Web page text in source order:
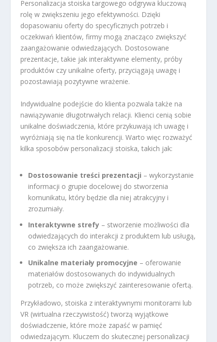
Personalizacja stoiska targowego odgrywa kluczową
rolę w zwiększeniu jego efektywności. Dzięki
dopasowaniu oferty do specyficznych potrzeb i
oczekiwań klientów, firmy mogą znacząco zwiększyć
zaangażowanie odwiedzających. Dostosowane
prezentacje, takie jak interaktywne elementy, próby
produktów czy unikalne oferty, przyciągają uwagę i
pozostawiają pozytywne wrażenie.
Indywidualne podejście do klienta pozwala także na
nawiązywanie długotrwałych relacji. Klienci cenią sobie
unikalne doświadczenia, które przykuwają ich uwagę i
wyróżniają się na tle konkurencji. Warto więc rozważyć
kilka sposobów personalizacji stoiska, takich jak:
Dostosowanie treści prezentacji – wykorzystanie
informacji o grupie docelowej do stworzenia
komunikatu, który będzie dla niej atrakcyjny i
zrozumiały.
Interaktywne strefy – stworzenie możliwości dla
odwiedzających do interakcji z produktem lub usługą,
co zwiększa ich zaangażowanie.
Unikalne materiały promocyjne – oferowanie
materiałów dostosowanych do indywidualnych
potrzeb, co może zwiększyć zainteresowanie ofertą.
Przykładowo, stoiska z interaktywnymi monitorami lub
VR (wirtualna rzeczywistość) tworzą wyjątkowe
doświadczenie, które może zapaść w pamięć
odwiedzającym. Kluczem do skutecznej personalizacji